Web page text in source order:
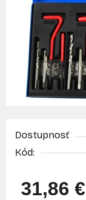
Dostupnosť
Kód:
31,86 €